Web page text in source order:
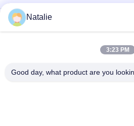
Crane Grab Bucket
Natalie
3:23 PM
Good day, what product are you